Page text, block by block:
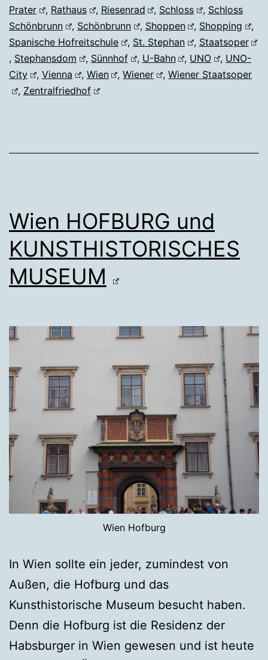
Prater
, Rathaus , Riesenrad , Schloss , Schloss
Schönbrunn
, Schönbrunn , Shoppen , Shopping
,
Spanische Hofreitschule
, St. Stephan , Staatsoper
, Stephansdom , Sünnhof , U-Bahn , UNO , UNO-
City
, Vienna , Wien ,Wiener ,Wiener Staatsoper
, Zentralfriedhof
Wien HOFBURG und
KUNSTHISTORISCHES
MUSEUM
Wien Hofburg
In Wien sollte ein jeder, zumindest von
Außen, die Hofburg und das
Kunsthistorische Museum besucht haben.
Denn die Hofburg ist die Residenz der
Habsburger in Wien gewesen und ist heute